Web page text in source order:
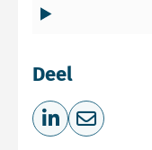
Deel
Deel op
Deel